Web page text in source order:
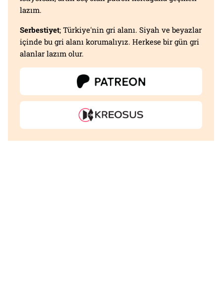
lazım.
Serbestiyet; Türkiye'nin gri alanı. Siyah ve beyazlar
içinde bu gri alanı korumalıyız. Herkese bir gün gri
alanlar lazım olur.